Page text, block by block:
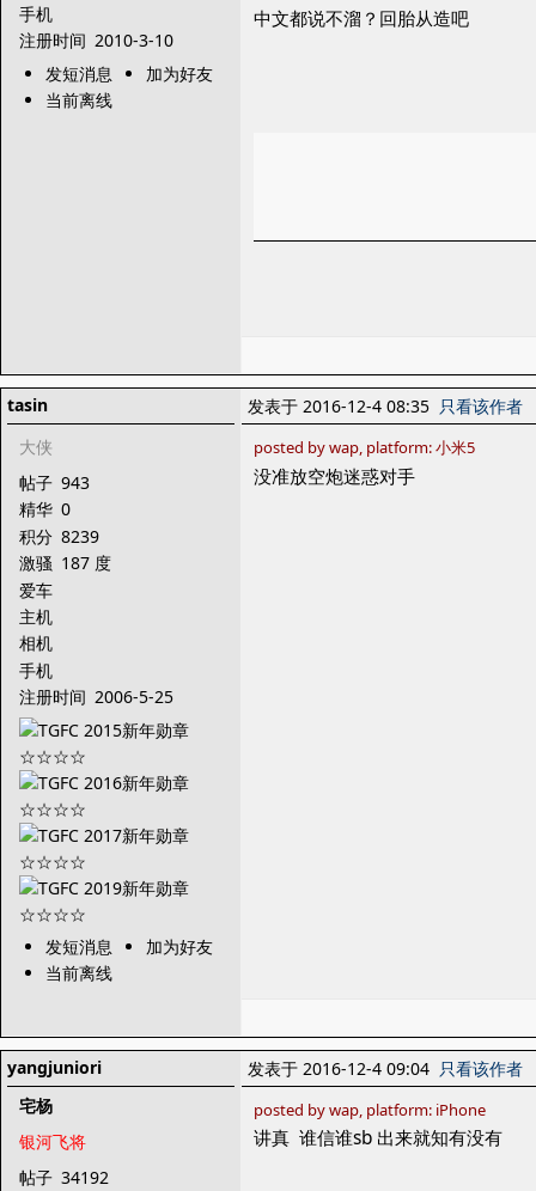
手机
注册时间 2010-3-10
发短消息
加为好友
当前离线
中文都说不溜？回胎从造吧
tasin
大侠
帖子 943
精华 0
积分 8239
激骚 187 度
爱车
主机
相机
手机
注册时间 2006-5-25
发短消息
加为好友
当前离线
发表于 2016-12-4 08:35 只看该作者
posted by wap, platform: 小米5
没准放空炮迷惑对手
yangjuniori
宅杨
银河飞将
帖子 34192
发表于 2016-12-4 09:04 只看该作者
posted by wap, platform: iPhone
讲真 谁信谁sb 出来就知有没有